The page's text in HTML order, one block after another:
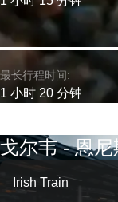
最长行程时间:
1 小时 20 分钟
戈尔韦 - 恩
Irish Train